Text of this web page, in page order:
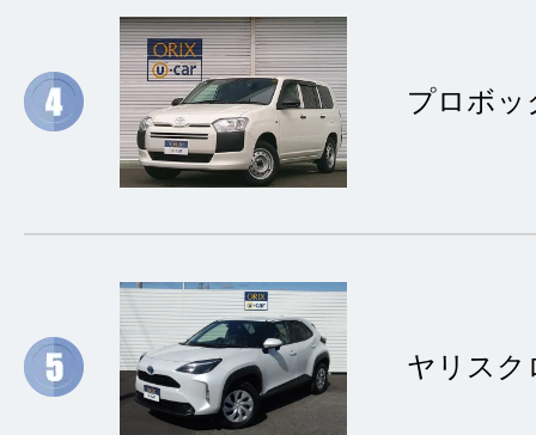
プロボッ
ヤリス